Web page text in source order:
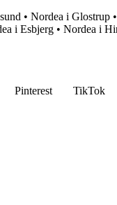
• Nordea i Glostrup •
i Esbjerg • Nordea i
Pinterest TikTok